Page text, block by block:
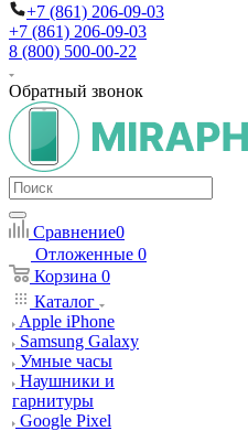
+7 (861) 206-09-03
+7 (861) 206-09-03
8 (800) 500-00-22
Обратный звонок
Сравнение0
Отложенные 0
Корзина 0
Каталог
Apple iPhone
Samsung Galaxy
Умные часы
Наушники и
гарнитуры
Google Pixel